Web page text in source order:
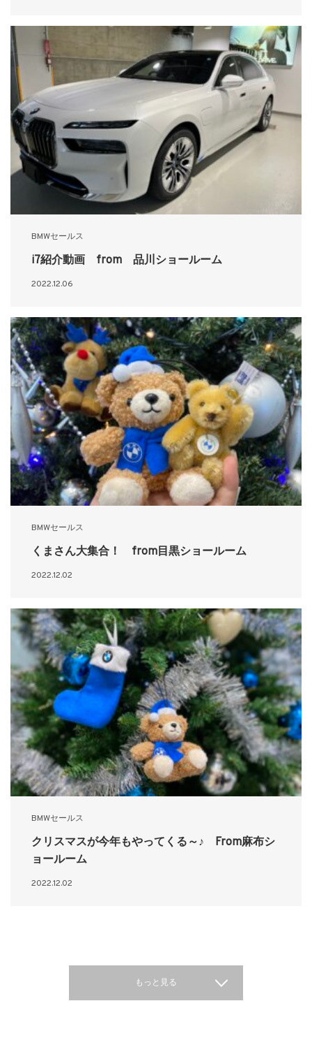
BMWセールス
i7紹介動画 from 品川ショールーム
2022.12.06
BMWセールス
くまさん大集合！ from目黒ショールーム
2022.12.02
BMWセールス
クリスマスが今年もやってくる～♪ From麻布シ
ョールーム
2022.12.02
もっと見る